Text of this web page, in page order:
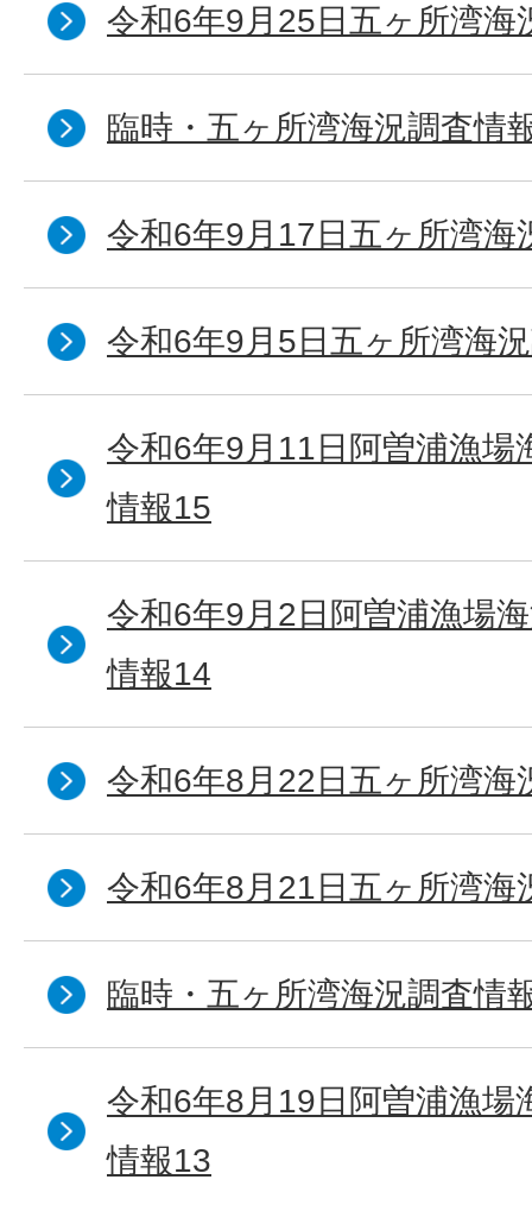
令和6年9月25日五ヶ所湾海
臨時・五ヶ所湾海況調査情
令和6年9月17日五ヶ所湾海
令和6年9月5日五ヶ所湾海
令和6年9月11日阿曽浦漁場
情報15
令和6年9月2日阿曽浦漁場
情報14
令和6年8月22日五ヶ所湾海
令和6年8月21日五ヶ所湾海
臨時・五ヶ所湾海況調査情
令和6年8月19日阿曽浦漁場
情報13